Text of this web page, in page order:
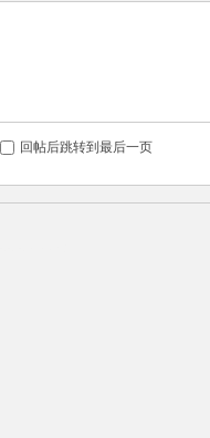
回帖后跳转到最后一页